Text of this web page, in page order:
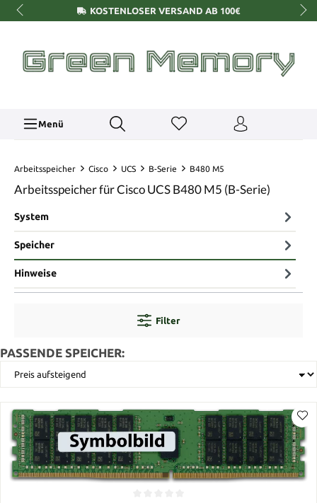
KOSTENLOSER VERSAND AB 100€
Menü
Arbeitsspeicher Cisco UCS B-Serie B480 M5
Arbeitsspeicher für Cisco UCS B480 M5 (B-Serie)
System
Speicher
Hinweise
Filter
PASSENDE SPEICHER: